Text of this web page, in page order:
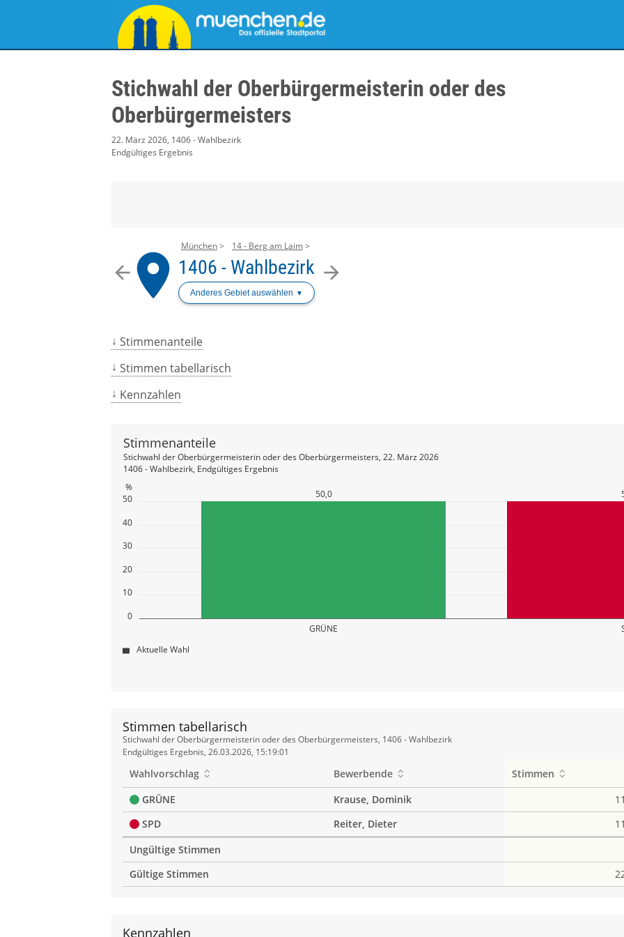
Stichwahl der Oberbürgermeisterin oder des
Oberbürgermeisters
22. März 2026, 1406 - Wahlbezirk
Endgültiges Ergebnis
arrow_back arrow_forward
place
München 14 - Berg am Laim
1406 - Wahlbezirk
Anderes Gebiet auswählen
Stimmenanteile
Stimmen tabellarisch
Kennzahlen
0
10
20
30
40
50
%
GRÜNE
50,0
Stimmenanteile
Stichwahl der Oberbürgermeisterin oder des Oberbürgermeisters, 22. März 2026
1406 - Wahlbezirk, Endgültiges Ergebnis
Aktuelle Wahl
Stimmen tabellarisch
Stimmen
tabellarisch
Stichwahl der Oberbürgermeisterin oder des Oberbürgermeisters, 1406 - Wahlbezirk
Endgültiges Ergebnis, 26.03.2026, 15:19:01
Wahlvorschlag Bewerbende Stimmen
GRÜNE
Krause, Dominik
SPD
Reiter, Dieter
Ungültige Stimmen
Gültige Stimmen
Kennzahlen